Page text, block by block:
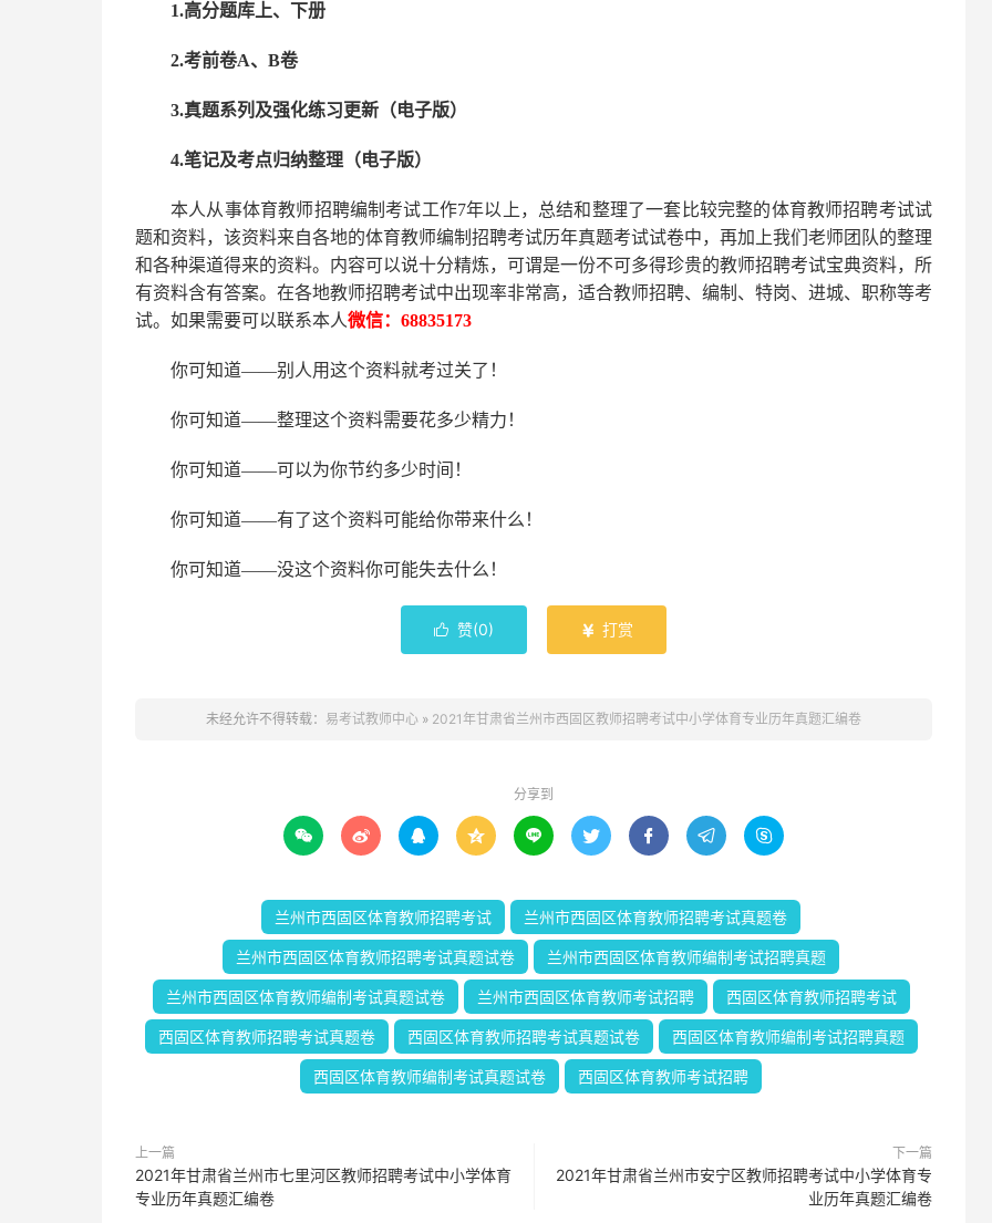
1.高分题库上、下册
2.考前卷A、B卷
3.真题系列及强化练习更新（电子版）
4.笔记及考点归纳整理（电子版）
本人从事体育教师招聘编制考试工作7年以上，总结和整理了一套比较完整的体育教师招聘考试试
题和资料，该资料来自各地的体育教师编制招聘考试历年真题考试试卷中， 再加上我们 老师 团队的整理
和各种渠道得来的资料。内容可以说十分精炼，可谓是一份不可多得珍贵的教师招聘考试宝典资料，所
有资料含有答案。 在各地教师招聘考试中出现率非常高，适合教师招聘、编制、特岗、进城、职称等考
试。如果需要可以联系本人微信： 68835173
你可知道——别人用这个资料就考过关了！
你可知道——整理这个资料需要花多少精力 ！
你可知道——可以为你节约多少时间！
你可知道——有了这个资料可能给你带来什么！
你可知道——没这个资料你可能失去什么 ！
 赞(0)  打赏
未经允许不得转载： 易考试教师中心 » 2021年甘肃省兰州市西固区教师招聘考试中小学体育专业历年真题汇编卷
分享到
        
兰州市西固区体育教师招聘考试 兰州市西固区体育教师招聘考试真题卷
兰州市西固区体育教师招聘考试真题试卷 兰州市西固区体育教师编制考试招聘真题
兰州市西固区体育教师编制考试真题试卷 兰州市西固区体育教师考试招聘 西固区体育教师招聘考试
西固区体育教师招聘考试真题卷 西固区体育教师招聘考试真题试卷 西固区体育教师编制考试招聘真题
西固区体育教师编制考试真题试卷 西固区体育教师考试招聘
上一篇
2021年甘肃省兰州市七里河区教师招聘考试中小学体育
专业历年真题汇编卷
下一篇
2021年甘肃省兰州市安宁区教师招聘考试中小学体育专
业历年真题汇编卷